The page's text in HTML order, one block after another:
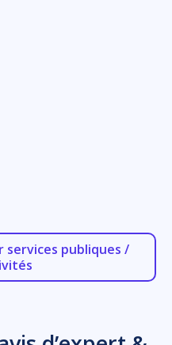
services publiques /